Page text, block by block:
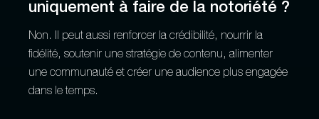
uniquement à faire de la notoriété ?
Non. Il peut aussi renforcer la crédibilité, nourrir la
fidélité, soutenir une stratégie de contenu, alimenter
une communauté et créer une audience plus engagée
dans le temps.